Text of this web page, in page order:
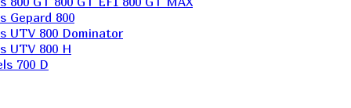
Gepard 800
UTV 800 Dominator
UTV 800 H
700 D